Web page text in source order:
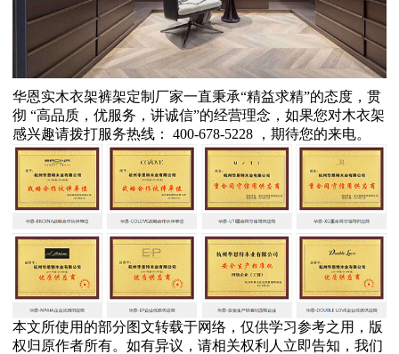
华恩实木衣架裤架定制厂家一直秉承“精益求精”的态度，贯
彻 “高品质，优服务，讲诚信”的经营理念，如果您对木衣架
感兴趣请拨打服务热线： 400-678-5228 ，期待您的来电。
本文所使用的部分图文转载于网络，仅供学习参考之用，版
权归原作者所有。如有异议，请相关权利人立即告知，我们